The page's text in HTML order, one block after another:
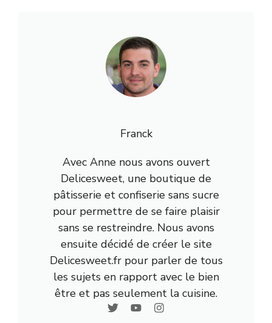
Franck
Avec Anne nous avons ouvert
Delicesweet, une boutique de
pâtisserie et confiserie sans sucre
pour permettre de se faire plaisir
sans se restreindre. Nous avons
ensuite décidé de créer le site
Delicesweet.fr pour parler de tous
les sujets en rapport avec le bien
être et pas seulement la cuisine.